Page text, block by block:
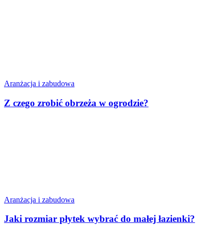
Aranżacja i zabudowa
Z czego zrobić obrzeża w ogrodzie?
Aranżacja i zabudowa
Jaki rozmiar płytek wybrać do małej łazienki?